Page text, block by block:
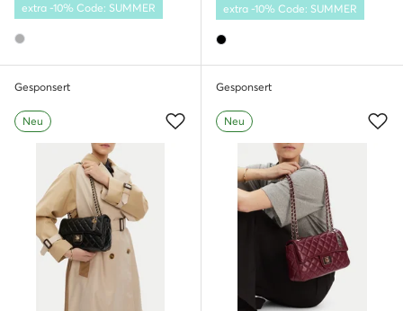
extra -10% Code: SUMMER extra -10% Code: SUMMER
Gesponsert
Neu
Gesponsert
Neu